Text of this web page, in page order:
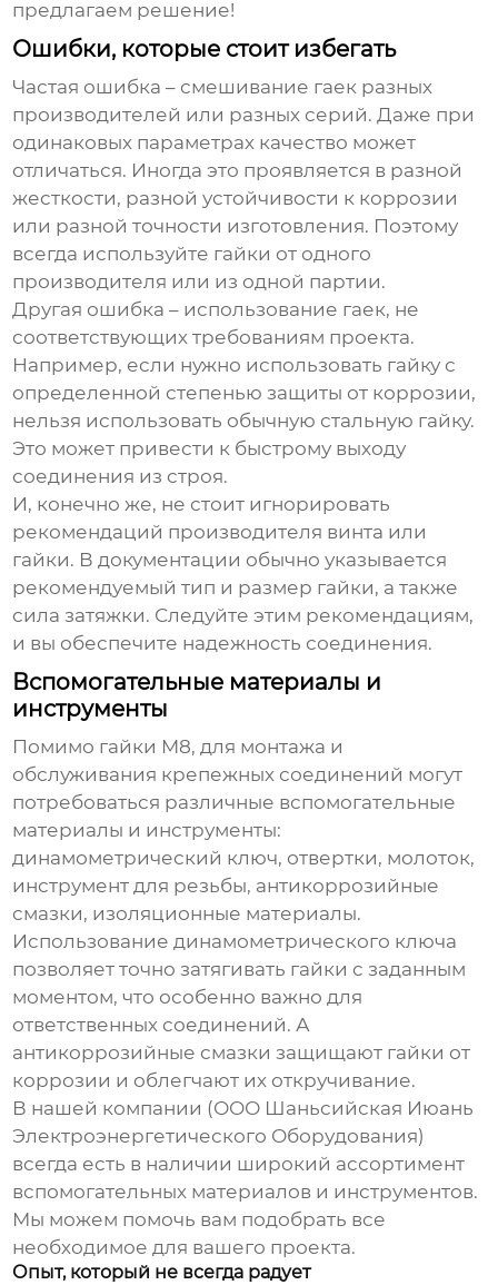
предлагаем решение!
Ошибки, которые стоит избегать
Частая ошибка – смешивание гаек разных
производителей или разных серий. Даже при
одинаковых параметрах качество может
отличаться. Иногда это проявляется в разной
жесткости, разной устойчивости к коррозии
или разной точности изготовления. Поэтому
всегда используйте гайки от одного
производителя или из одной партии.
Другая ошибка – использование гаек, не
соответствующих требованиям проекта.
Например, если нужно использовать гайку с
определенной степенью защиты от коррозии,
нельзя использовать обычную стальную гайку.
Это может привести к быстрому выходу
соединения из строя.
И, конечно же, не стоит игнорировать
рекомендаций производителя винта или
гайки. В документации обычно указывается
рекомендуемый тип и размер гайки, а также
сила затяжки. Следуйте этим рекомендациям,
и вы обеспечите надежность соединения.
Вспомогательные материалы и
инструменты
Помимо гайки M8, для монтажа и
обслуживания крепежных соединений могут
потребоваться различные вспомогательные
материалы и инструменты:
динамометрический ключ, отвертки, молоток,
инструмент для резьбы, антикоррозийные
смазки, изоляционные материалы.
Использование динамометрического ключа
позволяет точно затягивать гайки с заданным
моментом, что особенно важно для
ответственных соединений. А
антикоррозийные смазки защищают гайки от
коррозии и облегчают их откручивание.
В нашей компании (ООО Шаньсийская Июань
Электроэнергетического Оборудования)
всегда есть в наличии широкий ассортимент
вспомогательных материалов и инструментов.
Мы можем помочь вам подобрать все
необходимое для вашего проекта.
Опыт, который не всегда радует